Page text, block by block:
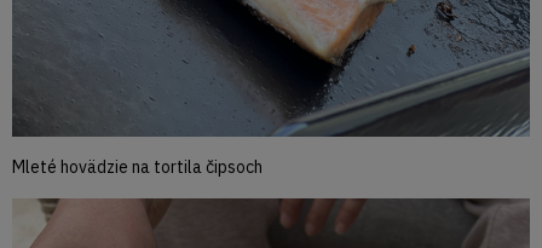
Mleté hovädzie na tortila čipsoch